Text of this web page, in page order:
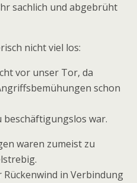
sachlich und abgebrüht
nicht viel los:
vor unser Tor, da
schon
war.
waren zumeist zu
Rückenwind in Verbindung